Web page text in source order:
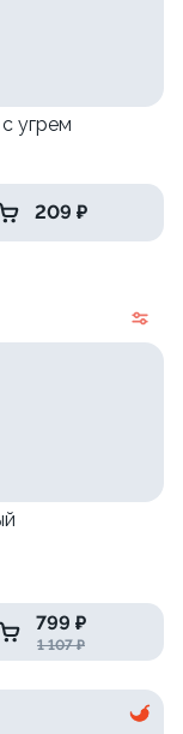
угрем
209 ₽
799 ₽
1 107 ₽